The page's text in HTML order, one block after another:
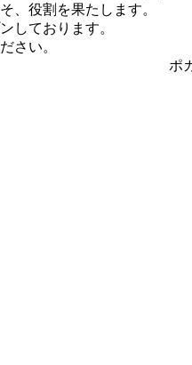
、役割を果たします。
しております。
さい。